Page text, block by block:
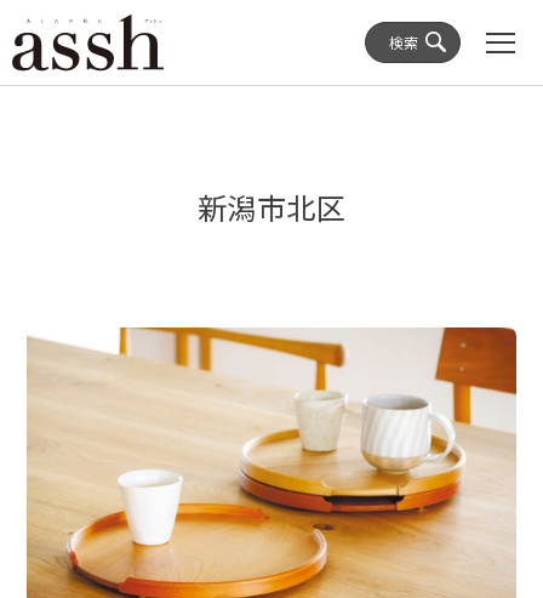
検索
新潟市北区